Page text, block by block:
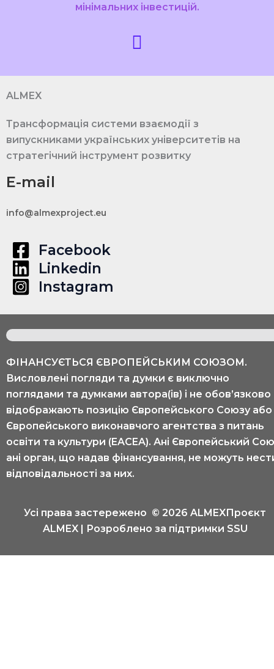
мінімальних інвестицій.
ALMEX
Трансформація системи взаємодії з
випускниками українських університетів на
стратегічний інструмент розвитку
E-mail
info@almexproject.eu
Facebook
Linkedin
Instagram
ФІНАНСУЄТЬСЯ ЄВРОПЕЙСЬКИМ СОЮЗОМ.
Висловлені погляди та думки є виключно
поглядами та думками автора(ів) і не обов’язково
відображають позицію Європейського Союзу або
Європейського виконавчого агентства з питань
освіти та культури (EACEA). Ані Європейський
ані орган, що надав фінансування, не можуть
відповідальності за них.
Усі права застережено © 2026 ALMEXПроєкт
ALMEX | Розроблено за підтримки SSU